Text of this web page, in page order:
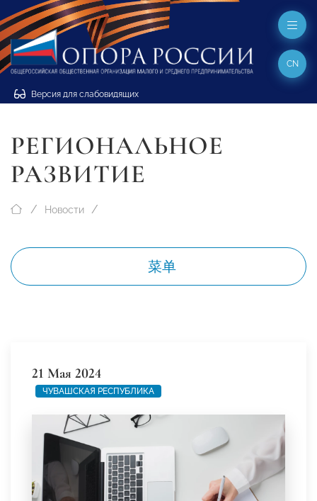
Версия для слабовидящих
CN
РЕГИОНАЛЬНОЕ
РАЗВИТИЕ
Новости
菜单
21 Мая 2024
ЧУВАШСКАЯ РЕСПУБЛИКА